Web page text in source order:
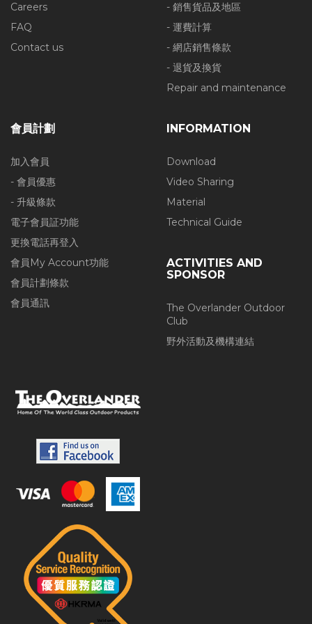
Careers
FAQ
Contact us
- 銷售貨品及地區
- 運費計算
- 網店銷售條款
- 退貨及換貨
Repair and maintenance
會員計劃
加入會員
- 會員優惠
- 升級條款
電子會員証功能
更換電話再登入
會員My Account功能
會員計劃條款
會員通訊
INFORMATION
Download
Video Sharing
Material
Technical Guide
ACTIVITIES AND
SPONSOR
The Overlander Outdoor
Club
野外活動及機構連結